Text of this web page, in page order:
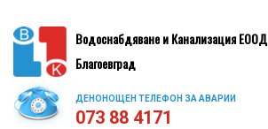
Водоснабдяване и Канализация ЕООД
Благоевград
ДЕНОНОЩЕН ТЕЛЕФОН ЗА АВАРИИ
073 88 4171